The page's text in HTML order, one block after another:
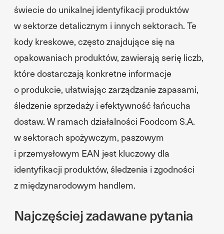
świecie do unikalnej identyfikacji produktów
w sektorze detalicznym i innych sektorach. Te
kody kreskowe, często znajdujące się na
opakowaniach produktów, zawierają serię liczb,
które dostarczają konkretne informacje
o produkcie, ułatwiając zarządzanie zapasami,
śledzenie sprzedaży i efektywność łańcucha
dostaw. W ramach działalności Foodcom S.A.
w sektorach spożywczym, paszowym
i przemysłowym EAN jest kluczowy dla
identyfikacji produktów, śledzenia i zgodności
z międzynarodowym handlem.
Najczęściej zadawane pytania